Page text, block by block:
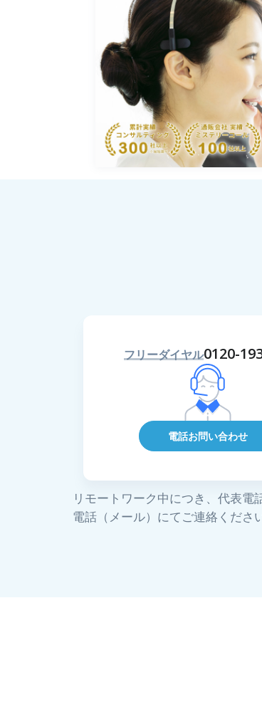
フリーダイヤル0120-
電話お問い合わせ
リモートワーク中につき、代表電
電話（メール）にてご連絡くださ